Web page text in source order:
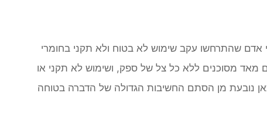
אדם שהתרחשו עקב שימוש לא בטוח ולא תקני בחומרי
מאד מסוכנים ללא כל צל של ספק, ושימוש לא תקני או
נובעת מן הסתם החשיבות הגדולה של הדברה בטוחה